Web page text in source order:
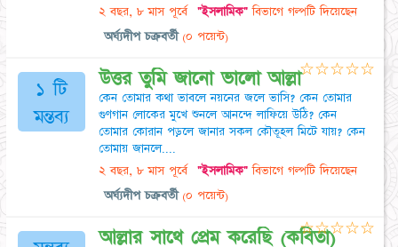
২ বছর, ৮ মাস পূর্বে "ইসলামিক"বিভাগে গল্পটি দিয়েছেন
অর্ঘ্যদীপ চক্রবর্তী (০ পয়েন্ট)
১ টি
মন্তব্য
উত্তর তুমি জানো ভালো আল্লা
কেন তোমার কথা ভাবলে নয়নের জলে ভাসি? কেন তোমার
গুণগান লোকের মুখে শুনলে আনন্দে লাফিয়ে উঠি? কেন
তোমার কোরান পড়লে জানার সকল কৌতূহল মিটে যায়? কেন
তোমায় জানলে....
২ বছর, ৮ মাস পূর্বে "ইসলামিক"বিভাগে গল্পটি দিয়েছেন
অর্ঘ্যদীপ চক্রবর্তী (০ পয়েন্ট)
☆☆☆☆☆
আল্লার সাথে প্রেম করেছি (কবিতা)
☆☆☆☆☆